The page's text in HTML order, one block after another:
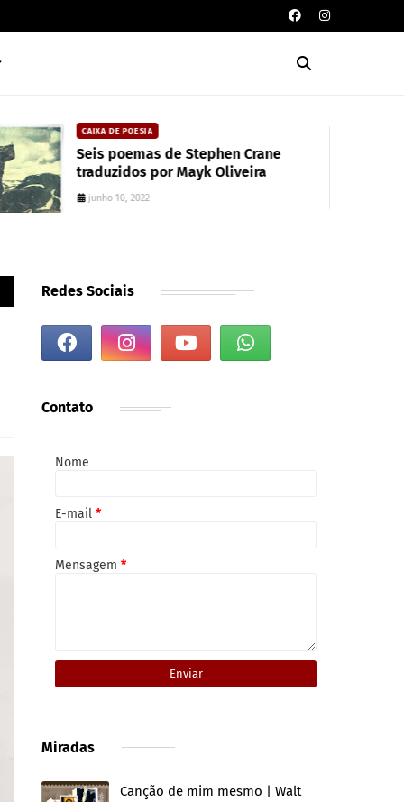
CAIXA DE POESIA
Seis poemas de Stephen Crane
traduzidos por Mayk Oliveira
junho 10, 2022
Redes Sociais
Contato
Nome
E-mail *
Mensagem *
Miradas
Canção de mim mesmo | Walt